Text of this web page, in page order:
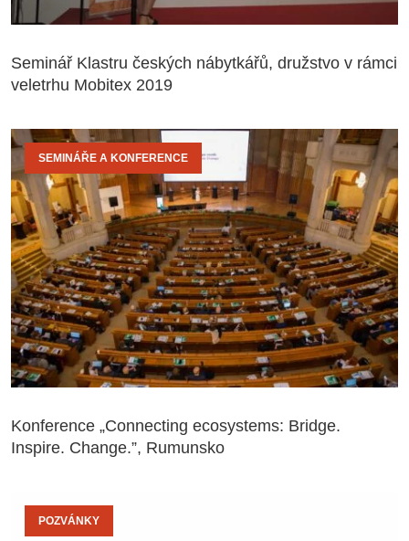
Seminář Klastru českých nábytkářů, družstvo v rámci
veletrhu Mobitex 2019
SEMINÁŘE A KONFERENCE
Konference „Connecting ecosystems: Bridge.
Inspire. Change.”, Rumunsko
POZVÁNKY